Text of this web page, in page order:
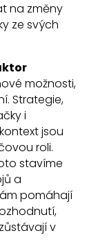
na změny
ze svých
možnosti,
Strategie,
i
jsou
roli.
stavíme
a
pomáhají
v